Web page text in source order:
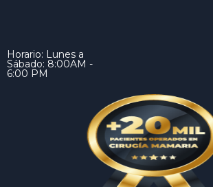
Horario: Lunes a
Sábado: 8:00AM -
6:00 PM